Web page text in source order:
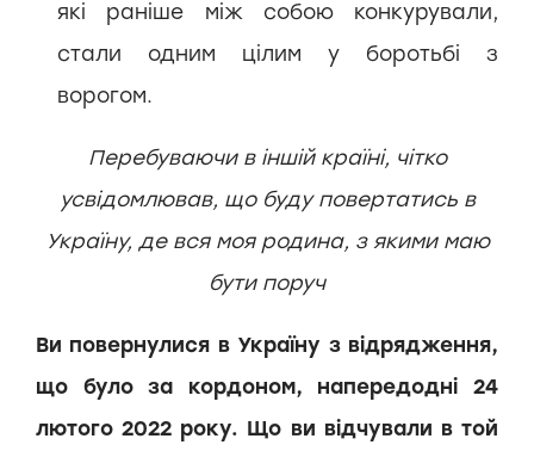
які раніше між собою конкурували,
стали одним цілим у боротьбі з
ворогом.
Перебуваючи в іншій країні, чітко
усвідомлював, що буду повертатись в
Україну, де вся моя родина, з якими маю
бути поруч
Ви повернулися в Україну з відрядження,
що було за кордоном, напередодні 24
лютого 2022 року. Що ви відчували в той